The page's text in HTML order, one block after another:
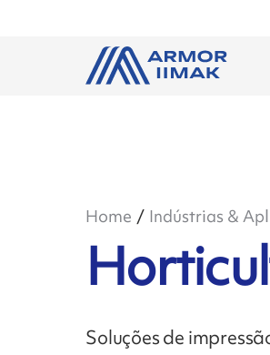
Home Indústrias &
Soluções de